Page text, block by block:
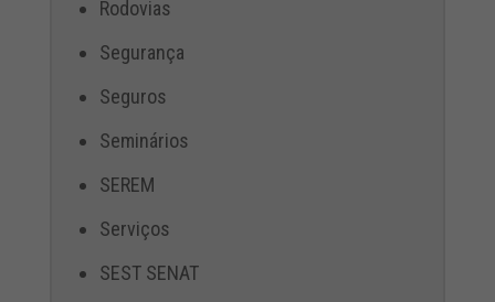
Rodovias
Segurança
Seguros
Seminários
SEREM
Serviços
SEST SENAT